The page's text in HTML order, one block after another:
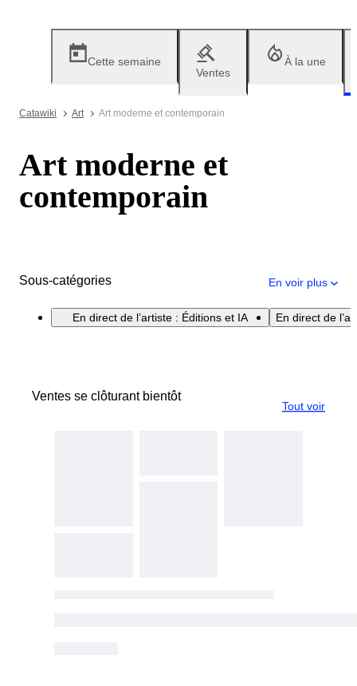
Cette semaine
Ventes
À la une
Catawiki Art Art moderne et contemporain
Art moderne et
contemporain
Sous-catégories En voir plus
En direct de l’artiste : Éditions et IA En direct de
Ventes se clôturant bientôt
Tout voir